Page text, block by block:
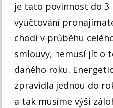
je tato povinnost do 3
vyúčtování
chodí v průběhu
smlouvy, nemusí jít o
daného roku.
zpravidla jednou do
a tak musíme výši